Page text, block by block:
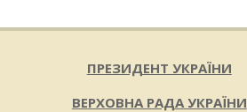
ПРЕЗИДЕНТ УКРАЇНИ
ВЕРХОВНА РАДА УКРАЇНИ